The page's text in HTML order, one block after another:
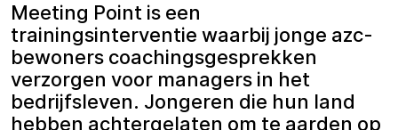
Meeting Point is een
trainingsinterventie waarbij jonge azc-
bewoners coachingsgesprekken
verzorgen voor managers in het
bedrijfsleven. Jongeren die hun land
hebben achtergelaten om te aarden op